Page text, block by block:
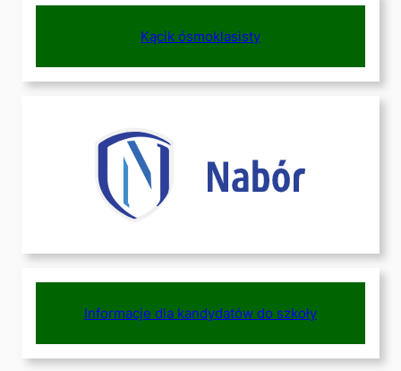
Kącik ósmoklasisty
Informacje dla kandydatów do szkoły